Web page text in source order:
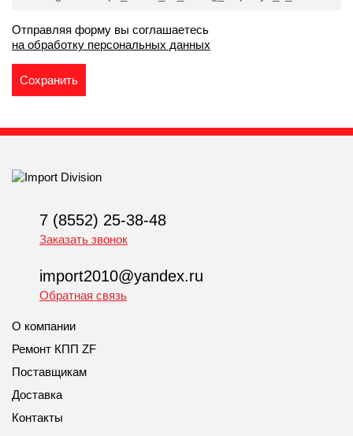
Отправляя форму вы соглашаетесь
на обработку персональных данных
7 (8552) 25-38-48
Заказать звонок
import2010@yandex.ru
Обратная связь
О компании
Ремонт КПП ZF
Поставщикам
Доставка
Контакты